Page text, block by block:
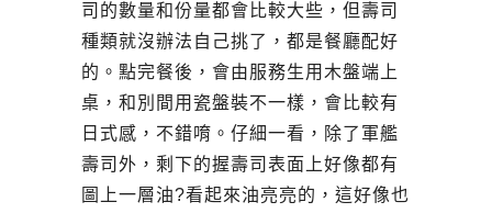
司的數量和份量都會比較大些，但壽司
種類就沒辦法自己挑了，都是餐廳配好
的。點完餐後，會由服務生用木盤端上
桌，和別間用瓷盤裝不一樣，會比較有
日式感，不錯唷。仔細一看，除了軍艦
壽司外，剩下的握壽司表面上好像都有
圖上一層油?看起來油亮亮的，這好像也